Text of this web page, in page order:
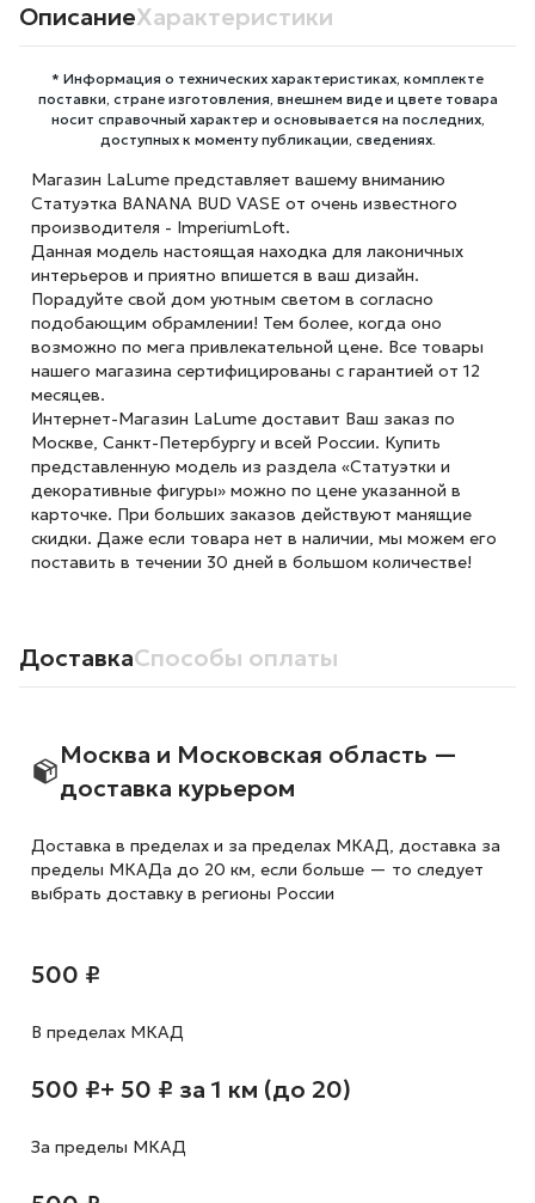
ОписаниеХарактеристики
* Информация о технических характеристиках, комплекте
поставки, стране изготовления, внешнем виде и цвете товара
носит справочный характер и основывается на последних,
доступных к моменту публикации, сведениях.
Магазин LaLume представляет вашему вниманию
Статуэтка BANANA BUD VASE от очень известного
производителя - ImperiumLoft.
Данная модель настоящая находка для лаконичных
интерьеров и приятно впишется в ваш дизайн.
Порадуйте свой дом уютным светом в согласно
подобающим обрамлении! Тем более, когда оно
возможно по мега привлекательной цене. Все товары
нашего магазина сертифицированы с гарантией от 12
месяцев.
Интернет-Магазин LaLume доставит Ваш заказ по
Москве, Санкт-Петербургу и всей России. Купить
представленную модель из раздела «Статуэтки и
декоративные фигуры» можно по цене указанной в
карточке. При больших заказов действуют манящие
скидки. Даже если товара нет в наличии, мы можем его
поставить в течении 30 дней в большом количестве!
ДоставкаСпособы оплаты
Москва и Московская область —
доставка курьером
Доставка в пределах и за пределах МКАД, доставка за
пределы МКАДа до 20 км, если больше — то следует
выбрать доставку в регионы России
500 ₽
В пределах МКАД
500 ₽+ 50 ₽ за 1 км (до 20)
За пределы МКАД